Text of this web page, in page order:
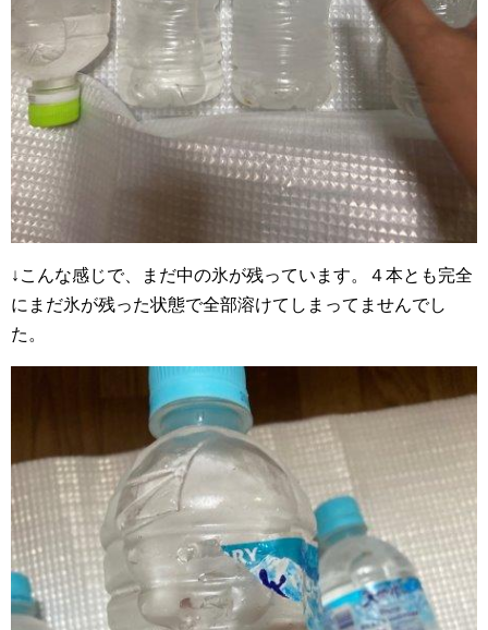
↓こんな感じで、まだ中の氷が残っています。４本とも完全
にまだ氷が残った状態で全部溶けてしまってませんでし
た。